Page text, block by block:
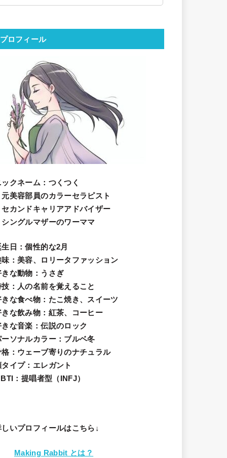
プロフィール
ックネーム ：つくつく
元美容部員のカラーセラピスト
セカンドキャリアアドバイザー
シングルマザーのワーママ
日 ：個性的な2月
味 ：美容、ロリータファッション
きな動物 ：うさぎ
技 ：人の名前を覚えること
きな食べ物 ：たこ焼き、スイーツ
きな飲み物：紅茶、コーヒー
きな音楽：伝説のロック
ーソナルカラー：ブルベ冬
格：ウェーブ寄りのナチュラル
タイプ：エレガン ト
：提唱者型（INFJ）
しいプロフィールはこちら↓
Making Rabbit とは？